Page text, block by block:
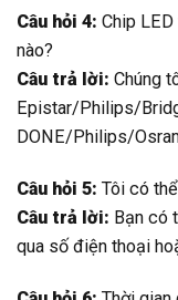
Câu hỏi 4: Chip
nào?
Câu trả lời: Chúng
Epistar/Philips/
DONE/Philips/
Câu hỏi 5: Tôi có
Câu trả lời: Bạn có
qua số điện thoại